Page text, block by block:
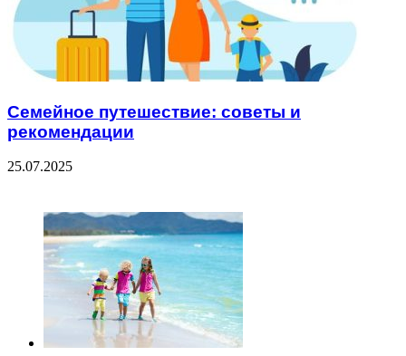
Семейное путешествие: советы и
рекомендации
25.07.2025